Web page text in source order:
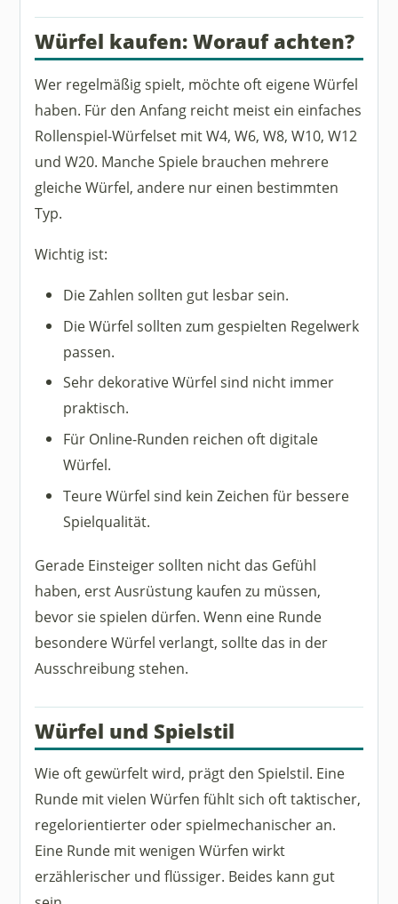
Würfel kaufen: Worauf achten?
Wer regelmäßig spielt, möchte oft eigene Würfel
haben. Für den Anfang reicht meist ein einfaches
Rollenspiel-Würfelset mit W4, W6, W8, W10, W12
und W20. Manche Spiele brauchen mehrere
gleiche Würfel, andere nur einen bestimmten
Typ.
Wichtig ist:
Die Zahlen sollten gut lesbar sein.
Die Würfel sollten zum gespielten Regelwerk
passen.
Sehr dekorative Würfel sind nicht immer
praktisch.
Für Online-Runden reichen oft digitale
Würfel.
Teure Würfel sind kein Zeichen für bessere
Spielqualität.
Gerade Einsteiger sollten nicht das Gefühl
haben, erst Ausrüstung kaufen zu müssen,
bevor sie spielen dürfen. Wenn eine Runde
besondere Würfel verlangt, sollte das in der
Ausschreibung stehen.
Würfel und Spielstil
Wie oft gewürfelt wird, prägt den Spielstil. Eine
Runde mit vielen Würfen fühlt sich oft taktischer,
regelorientierter oder spielmechanischer an.
Eine Runde mit wenigen Würfen wirkt
erzählerischer und flüssiger. Beides kann gut